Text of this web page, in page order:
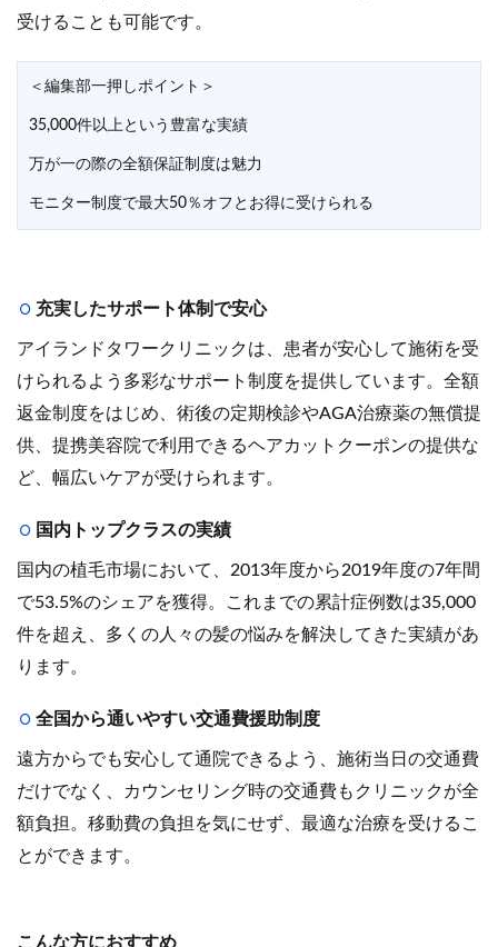
受けることも可能です。
＜編集部一押しポイント＞
35,000件以上という豊富な実績
万が一の際の全額保証制度は魅力
モニター制度で最大50％オフとお得に受けられる
充実したサポート体制で安心
アイランドタワークリニックは、患者が安心して施術を受
けられるよう多彩なサポート制度を提供しています。全額
返金制度をはじめ、術後の定期検診やAGA治療薬の無償提
供、提携美容院で利用できるヘアカットクーポンの提供な
ど、幅広いケアが受けられます。
国内トップクラスの実績
国内の植毛市場において、2013年度から2019年度の7年間
で53.5%のシェアを獲得。これまでの累計症例数は35,000
件を超え、多くの人々の髪の悩みを解決してきた実績があ
ります。
全国から通いやすい交通費援助制度
遠方からでも安心して通院できるよう、施術当日の交通費
だけでなく、カウンセリング時の交通費もクリニックが全
額負担。移動費の負担を気にせず、最適な治療を受けるこ
とができます。
こんな方におすすめ